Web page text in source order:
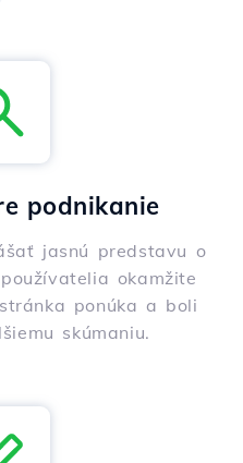
podnikanie
jasnú predstavu o
okamžite
ponúka a boli
skúmaniu.